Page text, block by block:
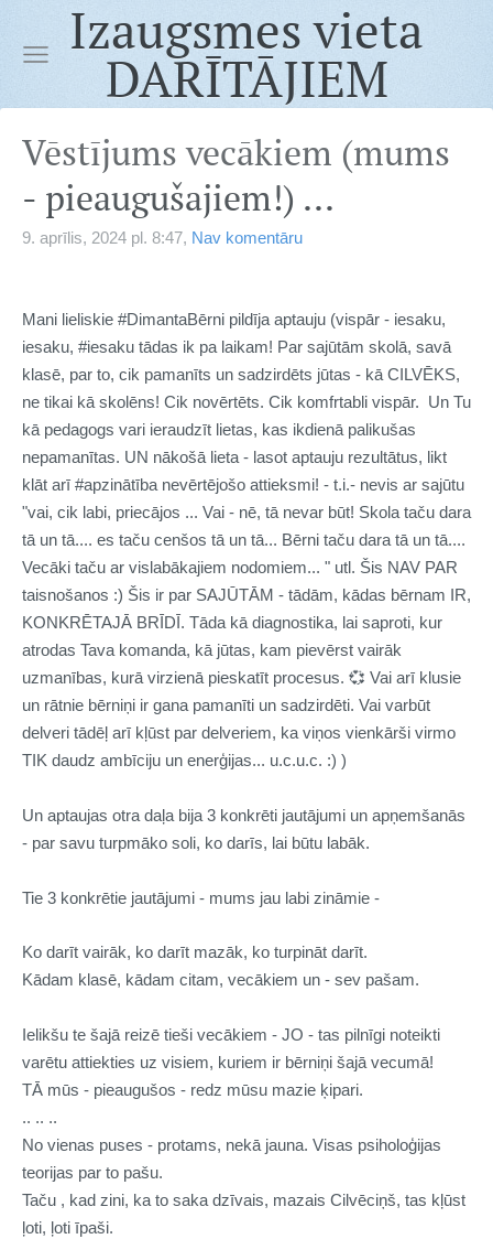
Izaugsmes vieta
DARĪTĀJIEM
Vēstījums vecākiem (mums
- pieaugušajiem!) ...
9. aprīlis, 2024 pl. 8:47, Nav komentāru
Mani lieliskie #DimantaBērni pildīja aptauju (vispār - iesaku,
iesaku, #iesaku tādas ik pa laikam! Par sajūtām skolā, savā
klasē, par to, cik pamanīts un sadzirdēts jūtas - kā CILVĒKS,
ne tikai kā skolēns! Cik novērtēts. Cik komfrtabli vispār. Un Tu
kā pedagogs vari ieraudzīt lietas, kas ikdienā palikušas
nepamanītas. UN nākošā lieta - lasot aptauju rezultātus, likt
klāt arī #apzinātība nevērtējošo attieksmi! - t.i.- nevis ar sajūtu
"vai, cik labi, priecājos ... Vai - nē, tā nevar būt! Skola taču dara
tā un tā.... es taču cenšos tā un tā... Bērni taču dara tā un tā....
Vecāki taču ar vislabākajiem nodomiem... " utl. Šis NAV PAR
taisnošanos :) Šis ir par SAJŪTĀM - tādām, kādas bērnam IR,
KONKRĒTAJĀ BRĪDĪ. Tāda kā diagnostika, lai saproti, kur
atrodas Tava komanda, kā jūtas, kam pievērst vairāk
uzmanības, kurā virzienā pieskatīt procesus. 💞 Vai arī klusie
un rātnie bērniņi ir gana pamanīti un sadzirdēti. Vai varbūt
delveri tādēļ arī kļūst par delveriem, ka viņos vienkārši virmo
TIK daudz ambīciju un enerģijas... u.c.u.c. :) )
Un aptaujas otra daļa bija 3 konkrēti jautājumi un apņemšanās
- par savu turpmāko soli, ko darīs, lai būtu labāk.
Tie 3 konkrētie jautājumi - mums jau labi zināmie -
Ko darīt vairāk, ko darīt mazāk, ko turpināt darīt.
Kādam klasē, kādam citam, vecākiem un - sev pašam.
Ielikšu te šajā reizē tieši vecākiem - JO - tas pilnīgi noteikti
varētu attiekties uz visiem, kuriem ir bērniņi šajā vecumā!
TĀ mūs - pieaugušos - redz mūsu mazie ķipari.
.. .. ..
No vienas puses - protams, nekā jauna. Visas psiholoģijas
teorijas par to pašu.
Taču , kad zini, ka to saka dzīvais, mazais Cilvēciņš, tas kļūst
ļoti, ļoti īpaši.